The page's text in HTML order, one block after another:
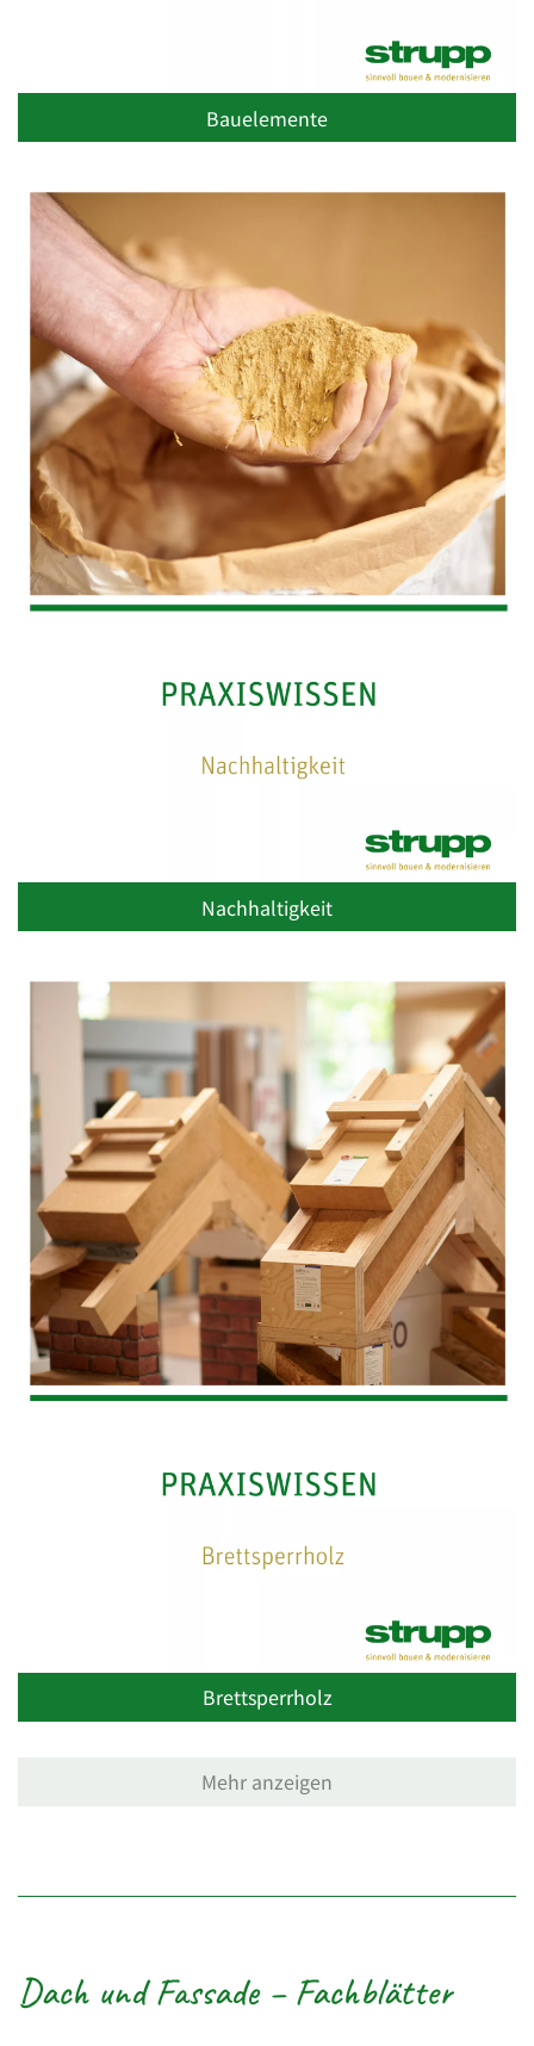
Bauelemente
Nachhaltigkeit
Brettsperrholz
Mehr anzeigen
Dach und Fassade – Fachblätter